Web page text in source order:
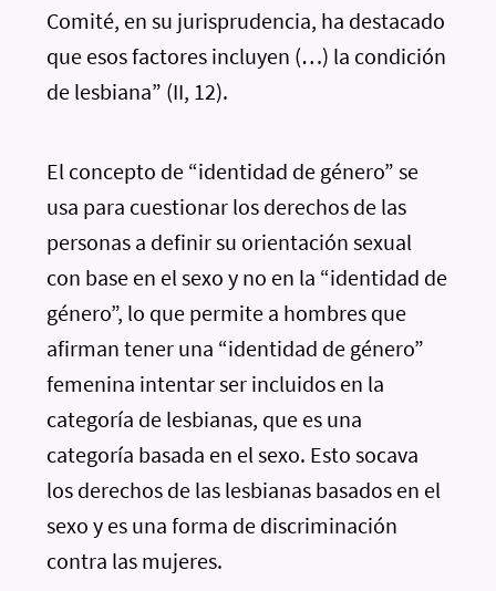
Comité, en su jurisprudencia, ha destacado
que esos factores incluyen (…) la condición
de lesbiana” (II, 12).
El concepto de “identidad de género” se
usa para cuestionar los derechos de las
personas a definir su orientación sexual
con base en el sexo y no en la “identidad de
género”, lo que permite a hombres que
afirman tener una “identidad de género”
femenina intentar ser incluidos en la
categoría de lesbianas, que es una
categoría basada en el sexo. Esto socava
los derechos de las lesbianas basados en el
sexo y es una forma de discriminación
contra las mujeres.